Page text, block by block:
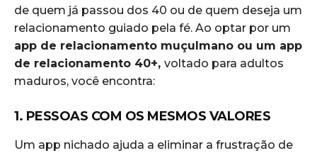
de quem já passou dos 40 ou de quem deseja um
relacionamento guiado pela fé. Ao optar por um
app de relacionamento muçulmano ou um app
de relacionamento 40+, voltado para adultos
maduros, você encontra:
1. PESSOAS COM OS MESMOS VALORES
Um app nichado ajuda a eliminar a frustração de